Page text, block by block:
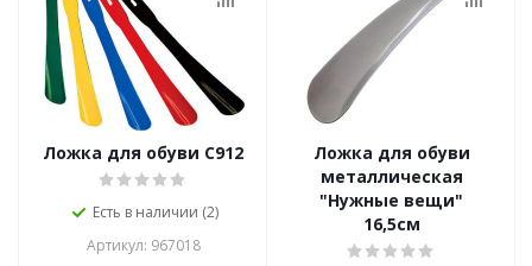
Ложка для обуви С912
Есть в наличии (2)
Артикул: 967018
Ложка для обуви
металлическая
"Нужные вещи"
16,5см